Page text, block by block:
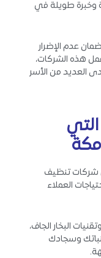
وخبرة طويلة في
عدم الإضرار
هذه الشركات،
لدى العديد من الأسر
شركات تنظيف
العملاء
البخار الجاف،
وسجادك